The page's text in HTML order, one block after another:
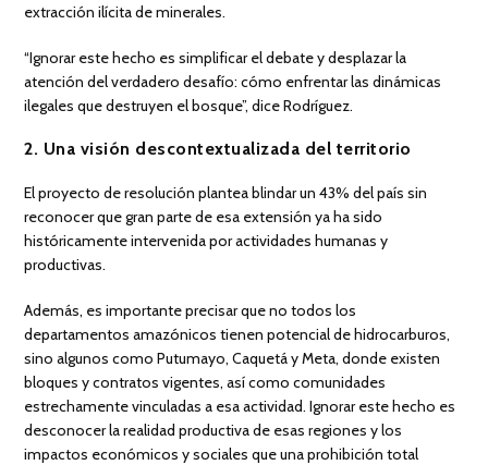
extracción ilícita de minerales.
“Ignorar este hecho es simplificar el debate y desplazar la
atención del verdadero desafío: cómo enfrentar las dinámicas
ilegales que destruyen el bosque”, dice Rodríguez.
2. Una visión descontextualizada del territorio
El proyecto de resolución plantea blindar un 43% del país sin
reconocer que gran parte de esa extensión ya ha sido
históricamente intervenida por actividades humanas y
productivas.
Además, es importante precisar que no todos los
departamentos amazónicos tienen potencial de hidrocarburos,
sino algunos como Putumayo, Caquetá y Meta, donde existen
bloques y contratos vigentes, así como comunidades
estrechamente vinculadas a esa actividad. Ignorar este hecho es
desconocer la realidad productiva de esas regiones y los
impactos económicos y sociales que una prohibición total